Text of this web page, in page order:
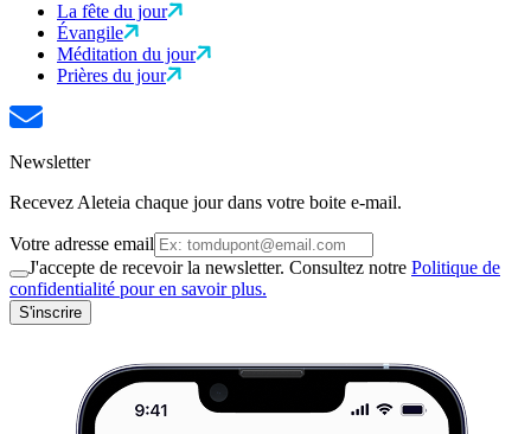
La fête du jour
Évangile
Méditation du jour
Prières du jour
Newsletter
Recevez Aleteia chaque jour dans votre boite e-mail.
Votre adresse email
J'accepte de recevoir la newsletter. Consultez notre Politique de
confidentialité pour en savoir plus.
S'inscrire